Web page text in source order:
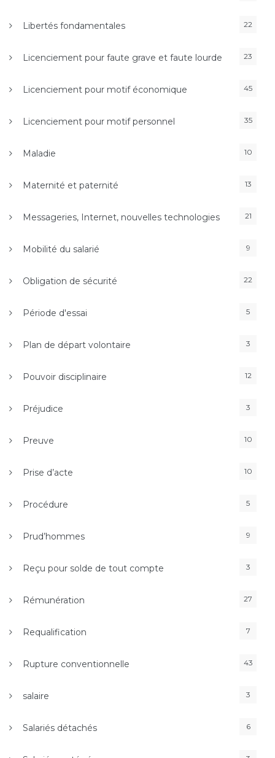
Libertés fondamentales 22
Licenciement pour faute grave et faute lourde 23
Licenciement pour motif économique 45
Licenciement pour motif personnel 35
Maladie 10
Maternité et paternité 13
Messageries, Internet, nouvelles technologies 21
Mobilité du salarié 9
Obligation de sécurité 22
Période d'essai 5
Plan de départ volontaire 3
Pouvoir disciplinaire 12
Préjudice 3
Preuve 10
Prise d’acte 10
Procédure 5
Prud’hommes 9
Reçu pour solde de tout compte 3
Rémunération 27
Requalification 7
Rupture conventionnelle 43
salaire 3
Salariés détachés 6